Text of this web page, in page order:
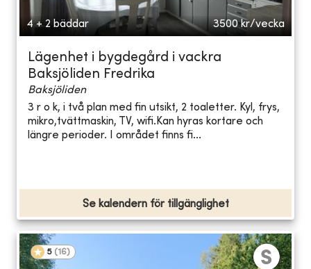
4 + 2 bäddar 3500 kr/vecka
Lägenhet i bygdegård i vackra
Baksjöliden Fredrika
Baksjöliden
3 r o k, i två plan med fin utsikt, 2 toaletter. Kyl, frys,
mikro,tvättmaskin, TV, wifi.Kan hyras kortare och
längre perioder. I området finns fi...
Se kalendern för tillgänglighet
5 (16)